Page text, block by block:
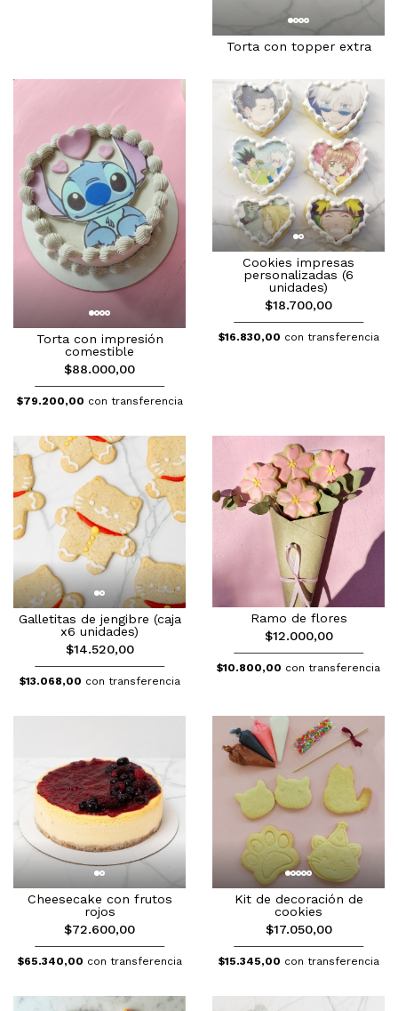
Torta con topper extra
Torta con impresión
comestible
$88.000,00
$79.200,00 con transferencia
Cookies impresas
personalizadas (6
unidades)
$18.700,00
$16.830,00 con transferencia
Galletitas de jengibre (caja
x6 unidades)
$14.520,00
$13.068,00 con transferencia
Ramo de flores
$12.000,00
$10.800,00 con transferencia
Cheesecake con frutos
rojos
$72.600,00
$65.340,00 con transferencia
Kit de decoración de
cookies
$17.050,00
$15.345,00 con transferencia